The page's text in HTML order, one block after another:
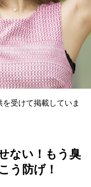
受けて掲載していま
ない！もう臭
う防げ！